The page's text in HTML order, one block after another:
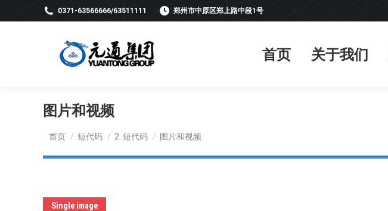
0371-63566666/63511111 郑州市中原区郑上路中段1号
首页 关于我们
图片和视频
首页 短代码 2. 短代码 图片和视频
Single image
首页 关于我们